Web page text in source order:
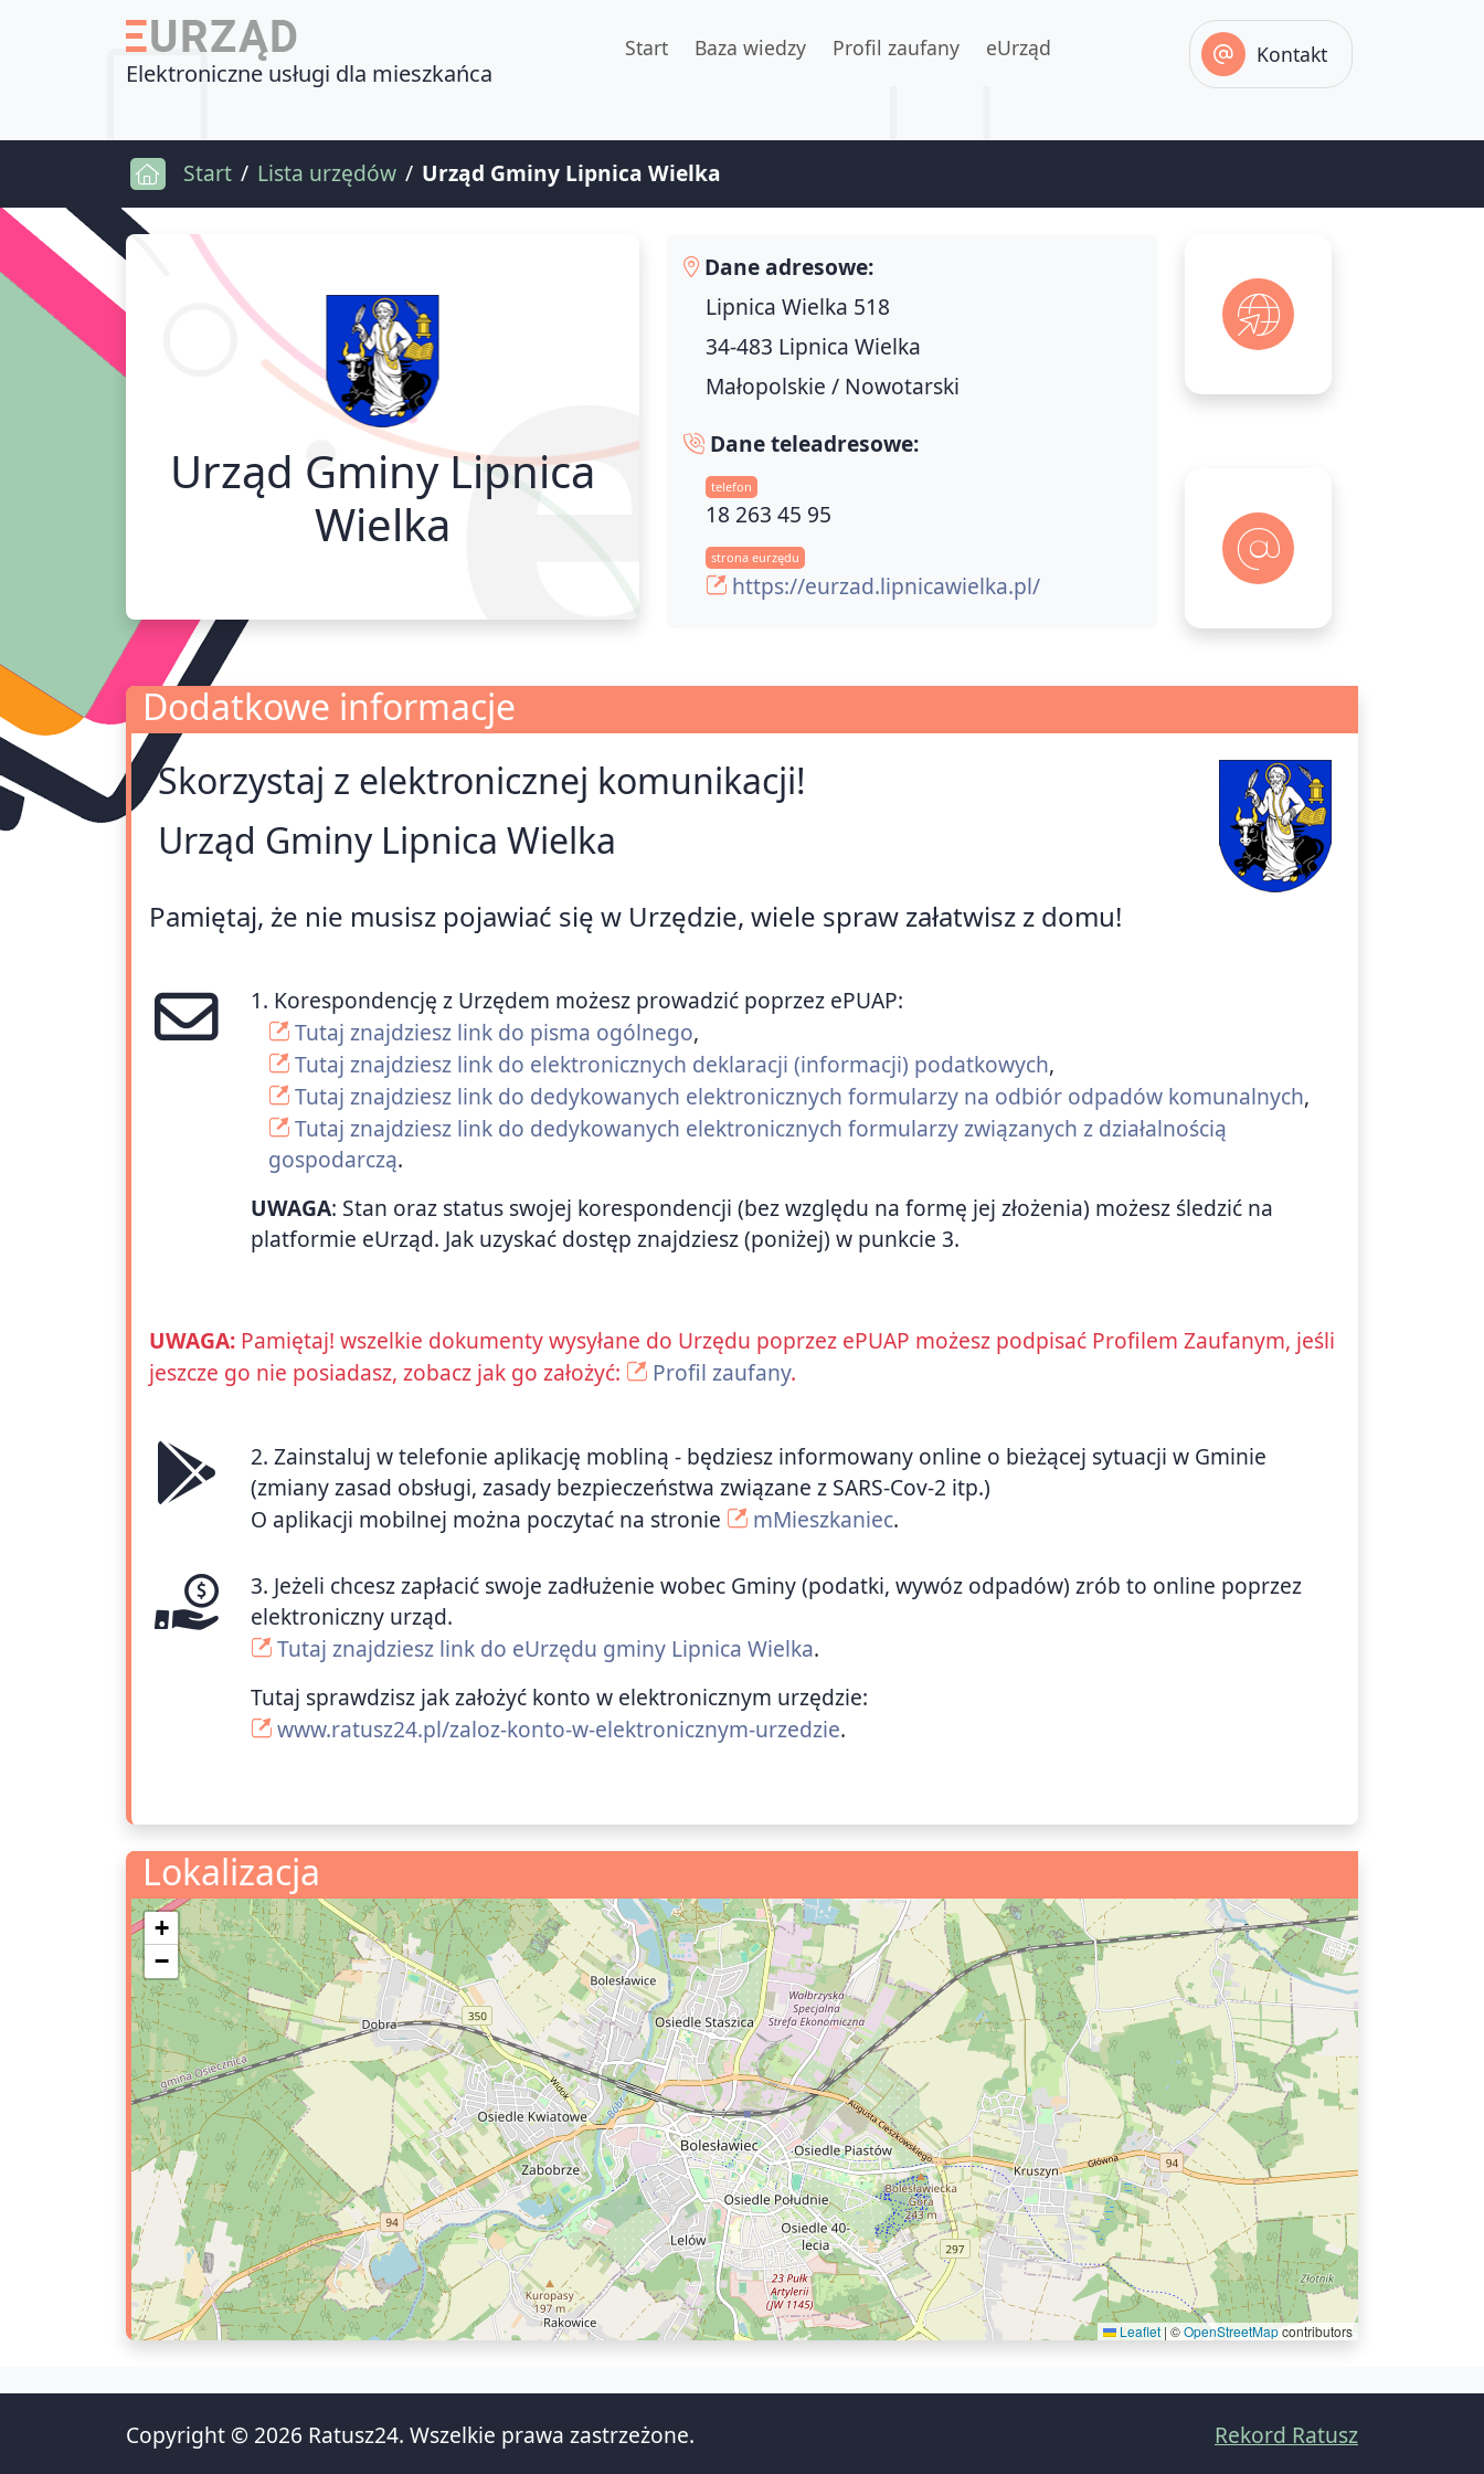
Elektroniczne usługi dla mieszkańca
Start Baza wiedzy Profil zaufany eUrząd Kontakt
Start Lista urzędów Urząd Gminy Lipnica Wielka
Urząd Gminy Lipnica
Wielka
Dane adresowe:
Lipnica Wielka 518
34-483 Lipnica Wielka
Małopolskie / Nowotarski
Dane teleadresowe:
telefon
18 263 45 95
strona eurzędu
https://eurzad.lipnicawielka.pl/
Dodatkowe informacje
Dodatkowe informacje
Skorzystaj z elektronicznej komunikacji!
Urząd Gminy Lipnica Wielka
Pamiętaj, że nie musisz pojawiać się w Urzędzie, wiele spraw załatwisz z domu!
1. Korespondencję z Urzędem możesz prowadzić poprzez ePUAP:
Tutaj znajdziesz link do pisma ogólnego,
Tutaj znajdziesz link do elektronicznych deklaracji (informacji) podatkowych,
Tutaj znajdziesz link do dedykowanych elektronicznych formularzy na odbiór odpadów komunalnych,
Tutaj znajdziesz link do dedykowanych elektronicznych formularzy związanych z działalnością
gospodarczą.
UWAGA: Stan oraz status swojej korespondencji (bez względu na formę jej złożenia) możesz śledzić na
platformie eUrząd. Jak uzyskać dostęp znajdziesz (poniżej) w punkcie 3.
UWAGA: Pamiętaj! wszelkie dokumenty wysyłane do Urzędu poprzez ePUAP możesz podpisać Profilem Zaufanym, jeśli
jeszcze go nie posiadasz, zobacz jak go założyć:
Profil zaufany.
2. Zainstaluj w telefonie aplikację mobliną - będziesz informowany online o bieżącej sytuacji w Gminie
(zmiany zasad obsługi, zasady bezpieczeństwa związane z SARS-Cov-2 itp.)
O aplikacji mobilnej można poczytać na stronie
mMieszkaniec.
3. Jeżeli chcesz zapłacić swoje zadłużenie wobec Gminy (podatki, wywóz odpadów) zrób to online poprzez
elektroniczny urząd.
Tutaj znajdziesz link do eUrzędu gminy Lipnica Wielka.
Tutaj sprawdzisz jak założyć konto w elektronicznym urzędzie:
www.ratusz24.pl/zaloz-konto-w-elektronicznym-urzedzie.
Lokalizacja
+
−
Leaflet |©OpenStreetMapcontributors
Copyright © 2026 Ratusz24. Wszelkie prawa zastrzeżone. Rekord Ratusz